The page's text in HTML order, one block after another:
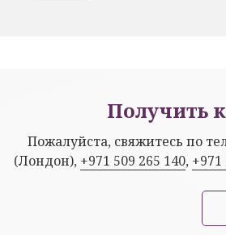
Получить
Пожалуйста, свяжитесь по
(Лондон), +971 509 265 140, +971